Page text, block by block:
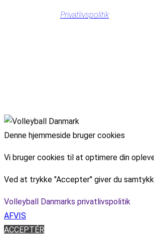
Privatlivspolitik
Denne hjemmeside bruger cookies
Vi bruger cookies til at optimere din
Ved at trykke "Accepter" giver du
Volleyball Danmarks privatlivspolitik
AFVIS
ACCEPTÉR